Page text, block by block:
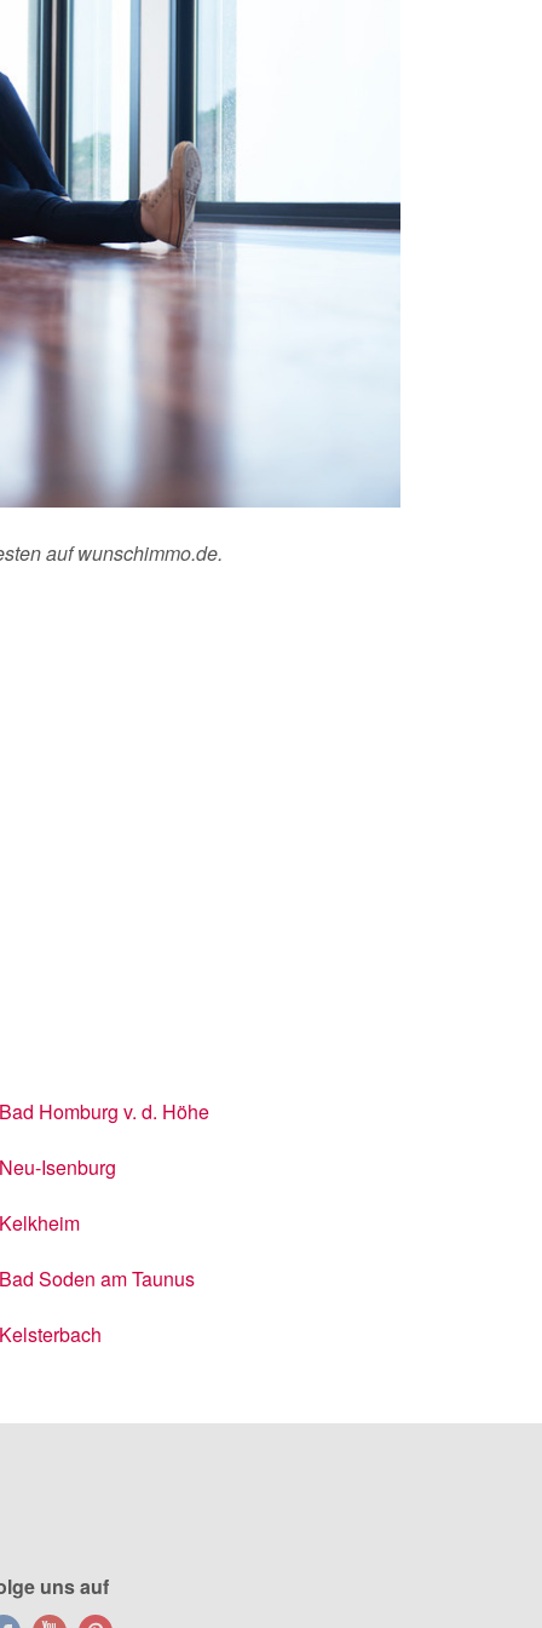
auf wunschimmo.de.
Bad Homburg v. d. Höhe
Neu-Isenburg
Kelkheim
Bad Soden am Taunus
Kelsterbach
uns auf